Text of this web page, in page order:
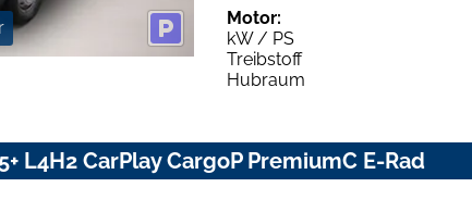
Motor:
kW / PS
Treibstoff
Hubraum
L4H2 CarPlay CargoP PremiumC E-Rad